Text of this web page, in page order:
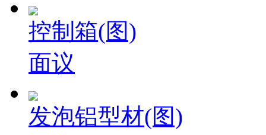
控制箱(图)
面议
发泡铝型材(图)